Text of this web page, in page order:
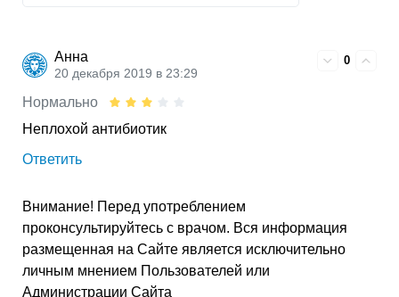
Анна
20 декабря 2019 в 23:29
0
Нормально
Неплохой антибиотик
Ответить
Внимание! Перед употреблением
проконсультируйтесь с врачом. Вся информация
размещенная на Сайте является исключительно
личным мнением Пользователей или
Администрации Сайта